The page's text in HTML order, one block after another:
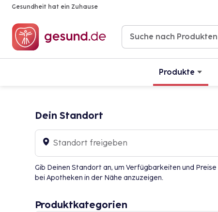
Gesundheit hat ein Zuhause
Produkte
Dein Standort
Standort freigeben
Gib Deinen Standort an, um Verfügbarkeiten und Preise
bei Apotheken in der Nähe anzuzeigen.
Produktkategorien